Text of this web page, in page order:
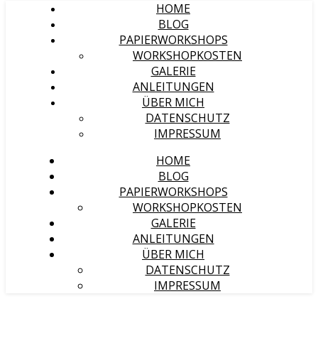
HOME
BLOG
PAPIERWORKSHOPS
WORKSHOPKOSTEN
GALERIE
ANLEITUNGEN
ÜBER MICH
DATENSCHUTZ
IMPRESSUM
HOME
BLOG
PAPIERWORKSHOPS
WORKSHOPKOSTEN
GALERIE
ANLEITUNGEN
ÜBER MICH
DATENSCHUTZ
IMPRESSUM